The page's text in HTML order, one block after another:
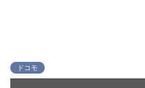
ドコモ